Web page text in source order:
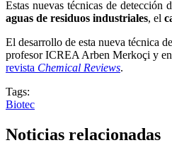
Estas nuevas técnicas de
aguas de residuos industriales, el
El desarrollo de esta nueva técnica
profesor ICREA Arben Merkoçi y en
revista Chemical Reviews.
Tags:
Biotec
Noticias relacionadas